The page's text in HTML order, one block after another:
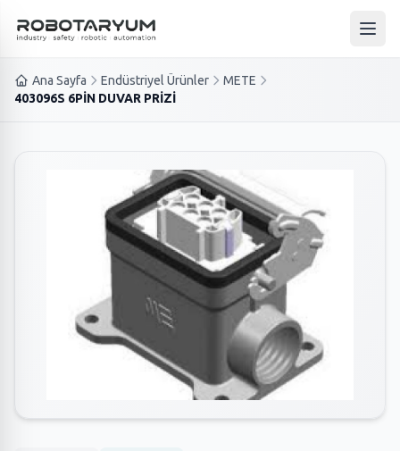
Ana içeriğe geç
Ana
Ana Sayfa Endüstriyel Ürünler
METE
403096S 6PİN DUVAR PRİZİ